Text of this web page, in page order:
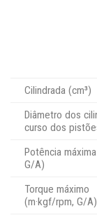
Cilindrada (cm³)
Diâmetro dos
curso dos
Potência
G/A)
Torque máximo
(m·kgf/rpm, G/A)